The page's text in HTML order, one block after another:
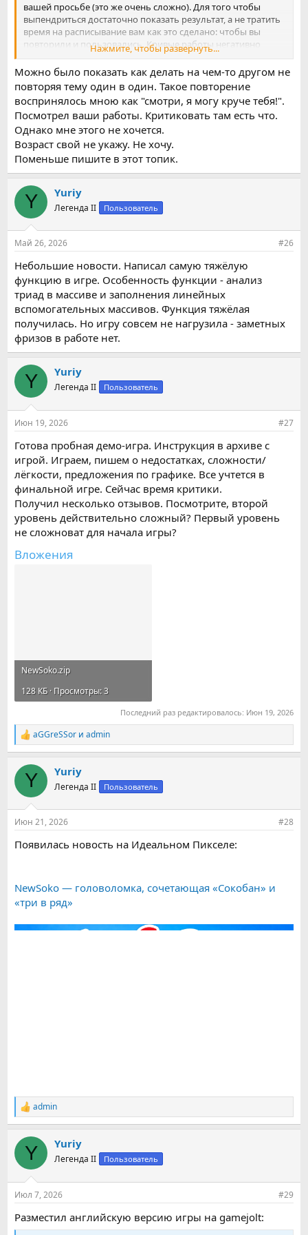
вашей просьбе (это же очень сложно). Для того чтобы
выпендриться достаточно показать результат, а не тратить
время на расписывание вам как это сделано: чтобы вы
повторили и пользовались. Кривые работы негативно
сказываются на отношении к платформе в целом, снаружи.
отсюдаи критикуйте.
47. Так вам сколько?
Нажмите, чтобы развернуть...
Можно было показать как делать на чем-то другом не
повторяя тему один в один. Такое повторение
воспринялось мною как "смотри, я могу круче тебя!".
Посмотрел ваши работы. Критиковать там есть что.
Однако мне этого не хочется.
Возраст свой не укажу. Не хочу.
Поменьше пишите в этот топик.
Y Yuriy
Легенда II Пользователь
Май 26, 2026 #26
Небольшие новости. Написал самую тяжёлую
функцию в игре. Особенность функции - анализ
триад в массиве и заполнения линейных
вспомогательных массивов. Функция тяжёлая
получилась. Но игру совсем не нагрузила - заметных
фризов в работе нет.
Y Yuriy
Легенда II Пользователь
Июн 19, 2026 #27
Готова пробная демо-игра. Инструкция в архиве с
игрой. Играем, пишем о недостатках, сложности/
лёгкости, предложения по графике. Все учтется в
финальной игре. Сейчас время критики.
Получил несколько отзывов. Посмотрите, второй
уровень действительно сложный? Первый уровень
не сложноват для начала игры?
Вложения
NewSoko.zip
128 КБ · Просмотры: 3
Последний раз редактировалось: Июн 19, 2026
Р
е
к
и
aGGreSSor иadmin
Y Yuriy
Легенда II Пользователь
Июн 21, 2026 #28
Появилась новость на Идеальном Пикселе:
NewSoko — головоломка, сочетающая «Сокобан» и
«три в ряд»
Р
е
к
и
admin
Y Yuriy
Легенда II Пользователь
Июл 7, 2026 #29
Разместил английскую версию игры на gamejolt: